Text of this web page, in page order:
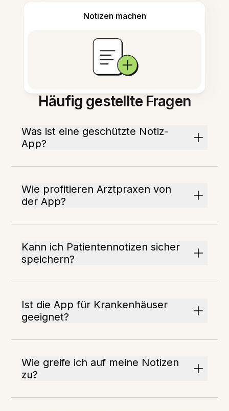
Notizen machen
Häufig gestellte Fragen
Was ist eine geschützte Notiz-
App?
Wie profitieren Arztpraxen von
der App?
Kann ich Patientennotizen sicher
speichern?
Ist die App für Krankenhäuser
geeignet?
Wie greife ich auf meine Notizen
zu?